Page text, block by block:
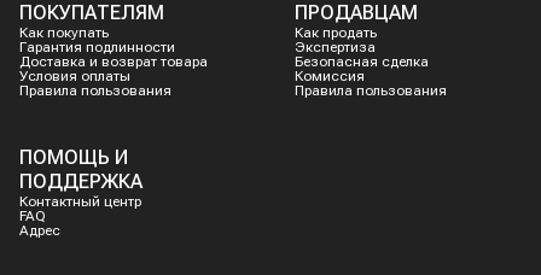
ПОКУПАТЕЛЯМ
Как покупать
Гарантия подлинности
Доставка и возврат товара
Условия оплаты
Правила пользования
ПРОДАВЦАМ
Как продать
Экспертиза
Безопасная сделка
Комиссия
Правила пользования
ПОМОЩЬ И
ПОДДЕРЖКА
Контактный центр
FAQ
Адрес